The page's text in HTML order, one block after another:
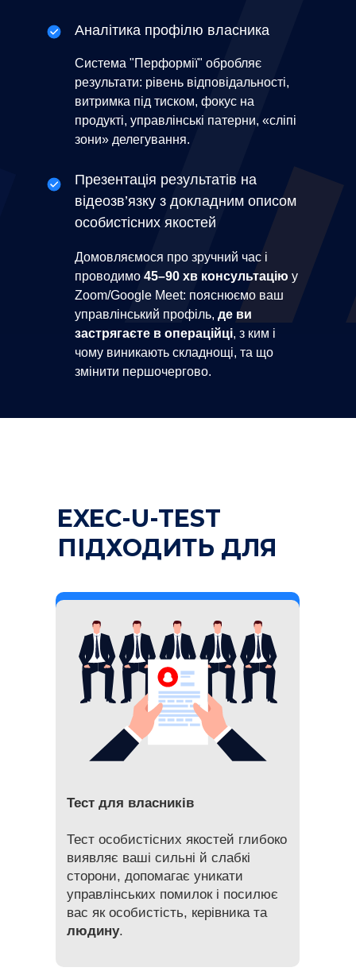
Система "Перформії" обробляє
результати: рівень відповідальності,
витримка під тиском, фокус на
продукті, управлінські патерни, «сліпі
зони» делегування.
Домовляємося про зручний час і
проводимо 45–90 хв консультацію у
Zoom/Google Meet: пояснюємо ваш
управлінський профіль, де ви
застрягаєте в операційці, з ким і
чому виникають складнощі, та що
змінити першочергово.
Аналітика профілю власника
Презентація результатів на
відеозв’язку з докладним описом
особистісних якостей
EXEC-U-TEST
ПІДХОДИТЬ ДЛЯ
Тест для власників
Тест особистісних якостей глибоко
виявляє ваші сильні й слабкі
сторони, допомагає уникати
управлінських помилок і посилює
вас як особистість, керівника та
людину.